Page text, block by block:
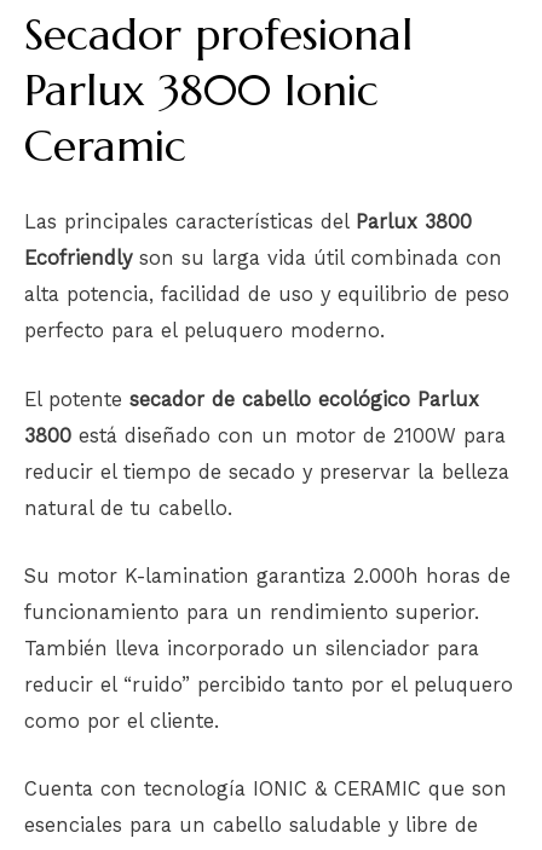
Secador profesional
Parlux 3800 Ionic
Ceramic
Las principales características del Parlux 3800
Ecofriendlyson su larga vida útil combinada con
alta potencia, facilidad de uso y equilibrio de peso
perfecto para el peluquero moderno.
El potente secador de cabello ecológico Parlux
3800 está diseñado con un motor de 2100W para
reducir el tiempo de secado y preservar la belleza
natural de tu cabello.
Su motor K-lamination garantiza 2.000h horas de
funcionamiento para un rendimiento superior.
También lleva incorporado un silenciador para
reducir el “ruido” percibido tanto por el peluquero
como por el cliente.
Cuenta con tecnología IONIC & CERAMIC que son
esenciales para un cabello saludable y libre de